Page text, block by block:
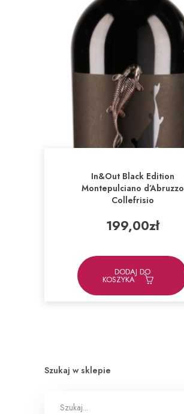
In&Out Black Edition
Montepulciano d’Abruzzo
Collefrisio
199,00zł
DODAJ DO
KOSZYKA
Szukaj w sklepie